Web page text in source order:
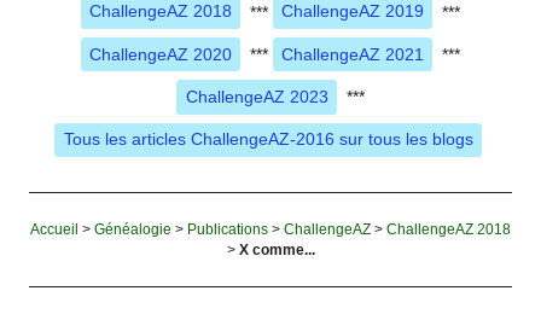
ChallengeAZ 2018 *** ChallengeAZ 2019 ***
ChallengeAZ 2020 *** ChallengeAZ 2021 ***
ChallengeAZ 2023 ***
Tous les articles ChallengeAZ-2016 sur tous les blogs
Accueil > Généalogie > Publications > ChallengeAZ > ChallengeAZ 2018
> X comme...